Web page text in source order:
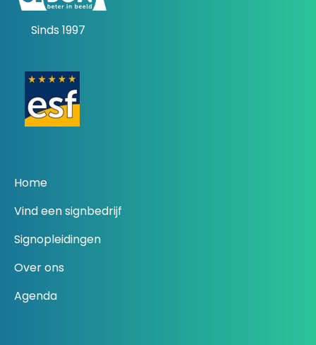
Sinds 1997
Home
Vind een signbedrijf
Signopleidingen
Over ons
Agenda